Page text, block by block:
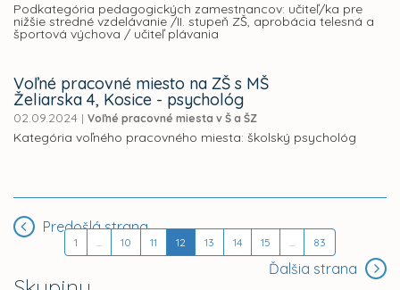
Podkategória pedagogických zamestnancov: učiteľ/ka pre
nižšie stredné vzdelávanie /II. stupeň ZŠ, aprobácia telesná a
športová výchova / učiteľ plávania
Voľné pracovné miesto na ZŠ s MŠ
Želiarska 4, Kosice - psychológ
02.09.2024 | Voľné pracovné miesta v Š a ŠZ
Kategória voľného pracovného miesta: školský psychológ
Predošlá strana
1 ... 10 11 12 13 14 15 ... 83
Ďalšia strana